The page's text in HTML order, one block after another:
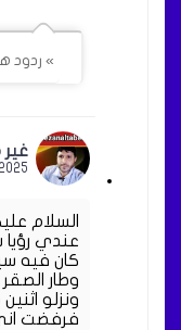
» ردود
11/12/
السلام
عندي
كان فيه
وطار
ونزلو
فرفضت